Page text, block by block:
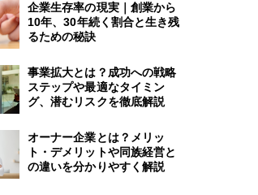
企業生存率の現実｜創業から
10年、30年続く割合と生き残
るための秘訣
事業拡大とは？成功への戦略
ステップや最適なタイミン
グ、潜むリスクを徹底解説
オーナー企業とは？メリッ
ト・デメリットや同族経営と
の違いを分かりやすく解説